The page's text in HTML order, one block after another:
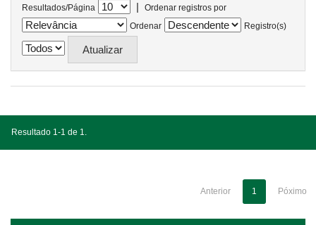
Resultados/Página |
Ordenar registros por
Ordenar
Registro(s)
Resultado 1-1 de 1.
Anterior 1 Póximo